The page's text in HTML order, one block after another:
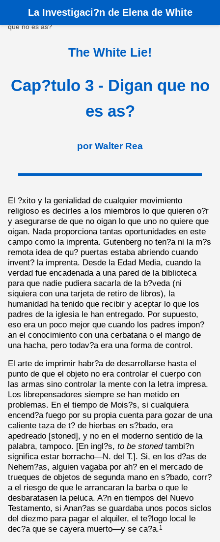
› Libros › La Mentira Blanca › Cap?tulo 3 - Digan
que no es as?
La Investigaci?n de Elena de White
The White Lie!
Cap?tulo 3 - Digan que no
es as?
por Walter Rea
El ?xito y la genialidad de cualquier movimiento
religioso es decirles a los miembros lo que quieren o?r
y asegurarse de que no oigan lo que uno no quiere que
oigan. Nada proporciona tantas oportunidades en este
campo como la imprenta. Gutenberg no ten?a ni la m?s
remota idea de qu? puertas estaba abriendo cuando
invent? la imprenta. Desde la Edad Media, cuando la
verdad fue encadenada a una pared de la biblioteca
para que nadie pudiera sacarla de la b?veda (ni
siquiera con una tarjeta de retiro de libros), la
humanidad ha tenido que recibir y aceptar lo que los
padres de la iglesia le han entregado. Por supuesto,
eso era un poco mejor que cuando los padres impon?
an el conocimiento con una cerbatana o el mango de
una hacha, pero todav?a era una forma de control.
El arte de imprimir habr?a de desarrollarse hasta el
punto de que el objeto no era controlar el cuerpo con
las armas sino controlar la mente con la letra impresa.
Los librepensadores siempre se han metido en
problemas. En el tiempo de Mois?s, si cualquiera
encend?a fuego por su propia cuenta para gozar de una
caliente taza de t? de hierbas en s?bado, era
apedreado [stoned], y no en el moderno sentido de la
palabra, tampoco. [En ingl?s, to be stonedtambi?n
significa estar borracho—N. del T.]. Si, en los d?as de
Nehem?as, alguien vagaba por ah? en el mercado de
trueques de objetos de segunda mano en s?bado, corr?
a el riesgo de que le arrancaran la barba o que le
desbaratasen la peluca. A?n en tiempos del Nuevo
Testamento, si Anan?as se guardaba unos pocos siclos
del diezmo para pagar el alquiler, el te?logo local le
dec?a que se cayera muerto—y se ca?a.1